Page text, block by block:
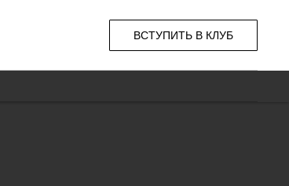
ВСТУПИТЬ В КЛУБ